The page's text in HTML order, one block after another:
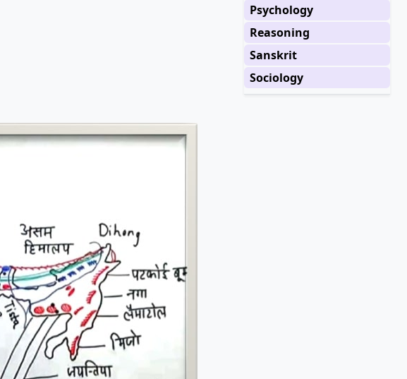
Psychology
Reasoning
Sanskrit
Sociology